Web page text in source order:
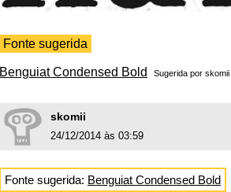
Fonte sugerida
Benguiat Condensed Bold Sugerida por skomii
skomii
24/12/2014 às 03:59
Fonte sugerida: Benguiat Condensed Bold